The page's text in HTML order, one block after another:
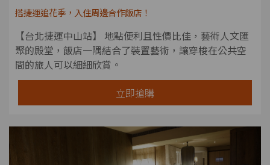
搭捷運追花季，入住周邊合作飯店！
【台北捷運中山站】 地點便利且性價比佳，藝術人文匯
聚的殿堂，飯店一隅結合了裝置藝術，讓穿梭在公共空
間的旅人可以細細欣賞。
立即搶購